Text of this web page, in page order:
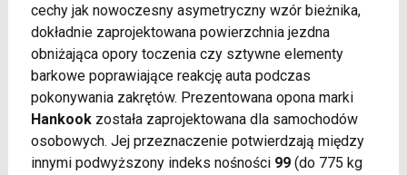
cechy jak nowoczesny asymetryczny wzór bieżnika,
dokładnie zaprojektowana powierzchnia jezdna
obniżająca opory toczenia czy sztywne elementy
barkowe poprawiające reakcję auta podczas
pokonywania zakrętów. Prezentowana opona marki
Hankookzostała zaprojektowana dla samochodów
osobowych. Jej przeznaczenie potwierdzają między
innymi podwyższony indeks nośności 99(do 775 kg